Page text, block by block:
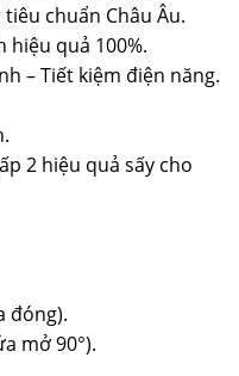
chuẩn Châu Âu.
hiệu quả 100%.
– Tiết kiệm điện năng.
2 hiệu quả sấy cho
đóng).
mở 90°).